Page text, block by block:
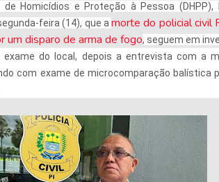
Homicídios e Proteção à Pessoa
feira (14), que a morte do policial civil
um disparo de arma de fogo, seguem em
exame do local, depois a entrevista com a
com exame de microcomparação balística